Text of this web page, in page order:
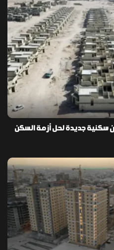
سكنية جديدة لحل أزمة السكن